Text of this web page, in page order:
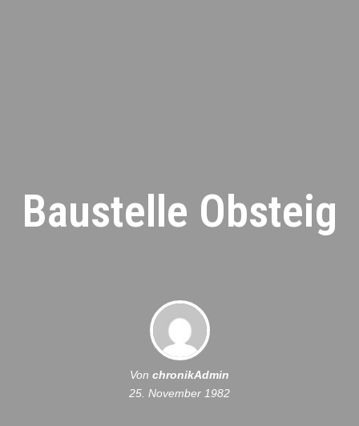
Baustelle Obsteig
Von chronikAdmin
25. November 1982